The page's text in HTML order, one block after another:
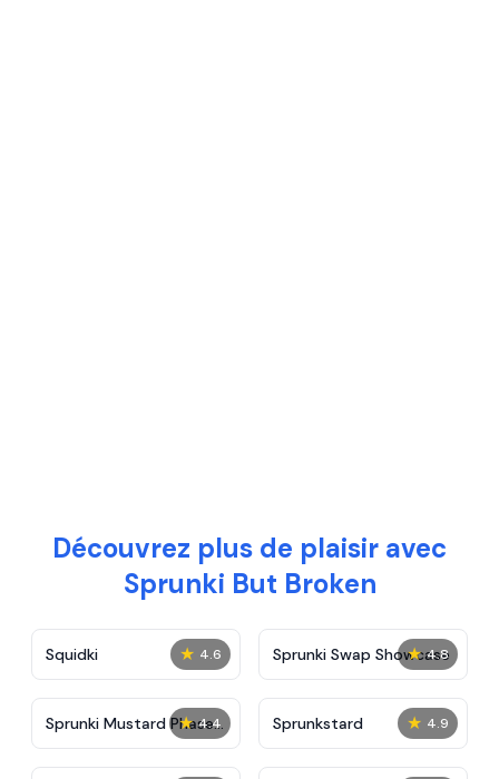
Découvrez plus de plaisir avec
Sprunki But Broken
★ 4.6
Squidki ★ 4.8
Sprunki Swap Showcase
★ 4.4
Sprunki Mustard Phase
2
★ 4.9
Sprunkstard